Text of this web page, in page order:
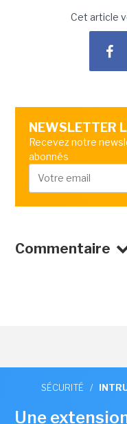
Cet article
NEWSLETTER
Recevez notre
abonnés
Commentaire
SÉCURITÉ /
Une